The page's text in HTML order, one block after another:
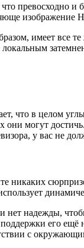
превосходно и
изображение
имеет все
что в целом
они могут
у вас не
никаких
надежды,
его
с